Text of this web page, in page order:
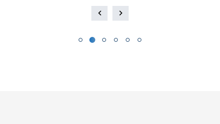
Alquila nuestra Sala Anfiteatro para 40
personas. El diseño escalonado garantiza